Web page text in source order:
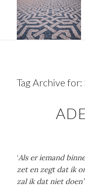
Tag Archive for:
‘Als er iemand
zet en zegt dat ik
zal ik dat niet